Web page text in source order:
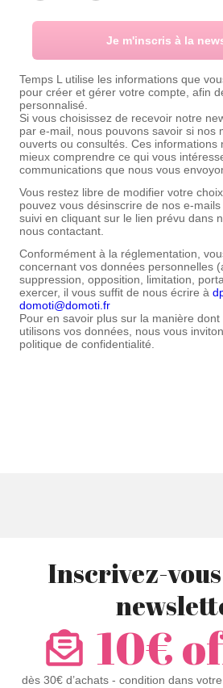
Je m'inscris à la
Temps L utilise les informations que
pour créer et gérer votre compte, afin
personnalisé.
Si vous choisissez de recevoir notre
par e-mail, nous pouvons savoir si nos
ouverts ou consultés. Ces informations
mieux comprendre ce qui vous
communications que nous vous
Vous restez libre de modifier votre
pouvez vous désinscrire de nos e-
suivi en cliquant sur le lien prévu dans
nous contactant.
Conformément à la réglementation,
concernant vos données personnelles
suppression, opposition, limitation,
exercer, il vous suffit de nous écrire à
domoti@domoti.fr
Pour en savoir plus sur la manière
utilisons vos données, nous vous
politique de confidentialité.
Inscrivez-
10€
dès 30€ d’achats - condition dans